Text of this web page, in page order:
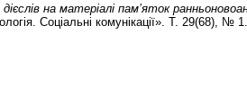
на матеріалі пам’яток
Соціальні комунікації». Т. 29(68), №